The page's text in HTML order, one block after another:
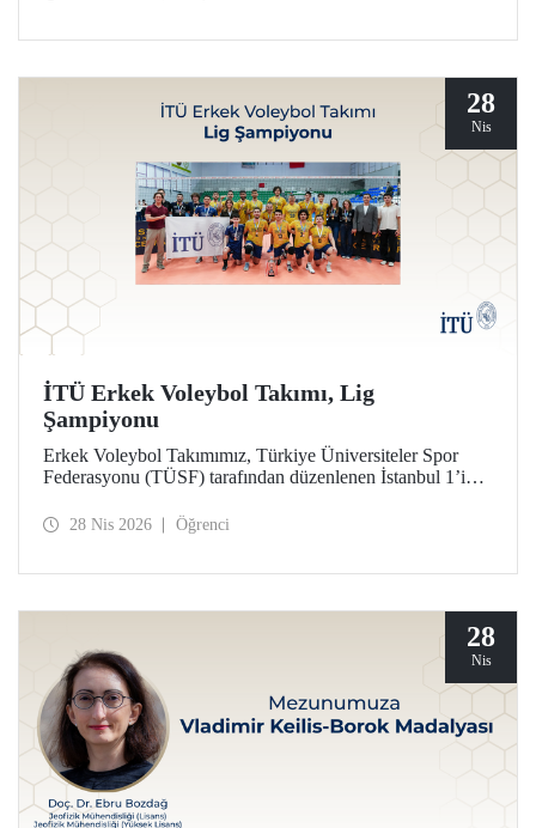
28
Nis
İTÜ Erkek Voleybol Takımı, Lig
Şampiyonu
Erkek Voleybol Takımımız, Türkiye Üniversiteler Spor
Federasyonu (TÜSF) tarafından düzenlenen İstanbul 1’inci
28 Nis 2026 Öğrenci
28
Nis